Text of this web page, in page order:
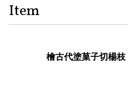
Item
檜古代塗菓子切楊枝